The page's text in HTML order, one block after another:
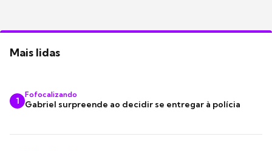
Mais lidas
1
Fofocalizando
Gabriel surpreende ao decidir se entregar à polícia